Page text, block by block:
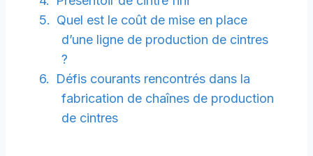
Quel est le coût de mise en place
d’une ligne de production de cintres
?
Défis courants rencontrés dans la
fabrication de chaînes de production
de cintres